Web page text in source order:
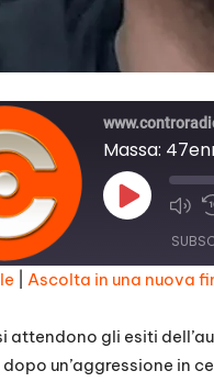
Play
Episode
Ascolta in una nuova
attendono gli esiti
un’aggressione in